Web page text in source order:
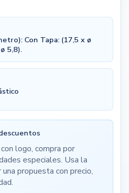
Con Tapa: (17,5 x ø
5,8).
logo, compra por
especiales. Usa la
propuesta con precio,